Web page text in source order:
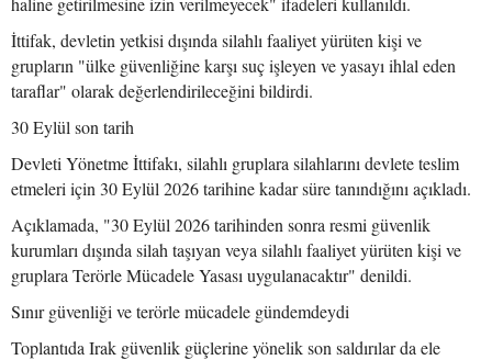
İttifak, devletin yetkisi dışında silahlı faaliyet yürüten kişi ve
grupların "ülke güvenliğine karşı suç işleyen ve yasayı ihlal eden
taraflar" olarak değerlendirileceğini bildirdi.
30 Eylül son tarih
Devleti Yönetme İttifakı, silahlı gruplara silahlarını devlete teslim
etmeleri için 30 Eylül 2026 tarihine kadar süre tanındığını açıkladı.
Açıklamada, "30 Eylül 2026 tarihinden sonra resmi güvenlik
kurumları dışında silah taşıyan veya silahlı faaliyet yürüten kişi ve
gruplara Terörle Mücadele Yasası uygulanacaktır" denildi.
Sınır güvenliği ve terörle mücadele gündemdeydi
Toplantıda Irak güvenlik güçlerine yönelik son saldırılar da ele